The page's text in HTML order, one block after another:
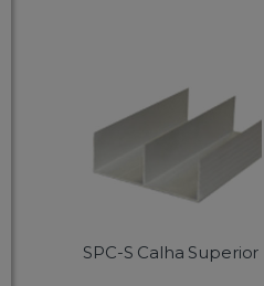
SPC-S Calha Superior